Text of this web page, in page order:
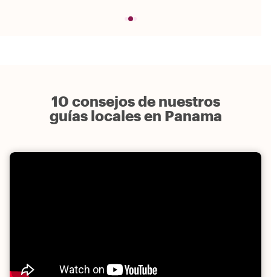
10 consejos de nuestros
guías locales en Panama